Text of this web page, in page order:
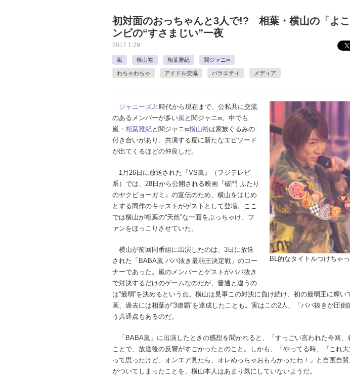
初対面のおっちゃんと3人で!? 相葉・横山の「よ
ンビの“すさまじい”一夜
2017.1.29
嵐 横山裕 相葉雅紀 関ジャニ∞
わちゃわちゃ アイドル交流 バラエティ メディア
BL的なタイトルつけちゃ
ジャニーズJr.時代から現在まで、公私共に交流
のあるメンバーが多い嵐と関ジャニ∞。中でも
嵐・ 相葉雅紀と関ジャニ∞横山裕は家族ぐるみの
付き合いがあり、共演する度に新たなエピソード
が出てくるほどの仲良しだ。
1月26日に放送された『VS嵐』（フジテレビ
系）では、28日から公開される映画『破門 ふたり
のヤクビョーガミ』の宣伝のため、横山をはじめ
とする同作のキャストがゲストとして登場。ここ
では横山が相葉の“天然”な一面をぶっちゃけ、フ
ァンをほっこりさせていた。
横山が前回同番組に出演したのは、3日に放送
された「BABA嵐 ババ抜き最弱王決定戦」のコー
ナーであった。嵐のメンバーとゲストがババ抜き
で対決するだけのゲームなのだが、普通と違うの
は“最弱”を決めるという点。横山は見事この対決に負け続け、初の最弱王に輝い
画、過去には相葉が“3連覇”を達成したことも。実はこの2人、「ババ抜きが圧倒
う共通点もあるのだ。
「BABA嵐」に出演したときの感想を聞かれると、「すっごい言われた今回、
ことで、放送後の反響がすごかったとのこと。しかも、「やってる時、『これ大
って思ったけど、オンエア見たら、オレめっちゃおもろかったわ！」と自画自賛
がついてしまったことを、横山本人はあまり気にしていないようだ。